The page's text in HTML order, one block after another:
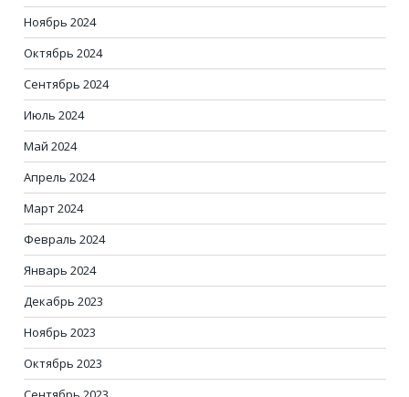
Ноябрь 2024
Октябрь 2024
Сентябрь 2024
Июль 2024
Май 2024
Апрель 2024
Март 2024
Февраль 2024
Январь 2024
Декабрь 2023
Ноябрь 2023
Октябрь 2023